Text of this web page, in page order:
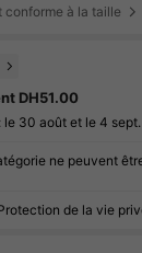
à la taille
DH51.00
le 30 août et le 4 sept.
ne peuvent
de la vie